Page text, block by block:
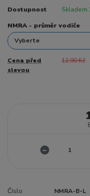
Dostupnost Skladem
NMRA - průměr vodiče
Cena před
slevou
12,90 Kč
Číslo
NMRA-B-L